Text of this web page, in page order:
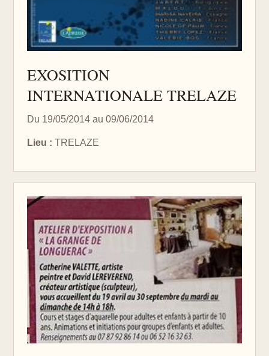
EXOSITION
INTERNATIONALE TRELAZE
Du 19/05/2014 au 09/06/2014
Lieu : TRELAZE